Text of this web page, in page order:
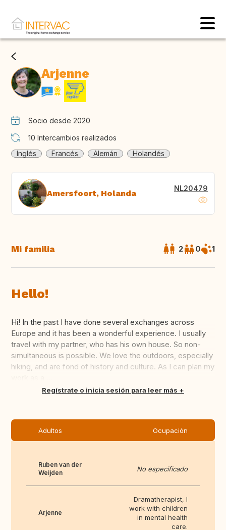
Arjenne
Socio desde 2020
10 Intercambios realizados
Inglés
Francés Alemán Holandés
Amersfoort, Holanda NL20479
Mi familia 2 0 1
Hello!
Hi! In the past I have done several exchanges across
Europe and it has been a wonderful experience. I usually
travel with my partner, who has his own house. So non-
simultaneous is possible. We love the outdoors, especially
hiking, and are fond of history and culture. As I can plan my
TraducirRegístrate o inicia sesión para leer más
Adultos Ocupación
Ruben van der
Weijden
No especificado
Arjenne
Dramatherapist, I
work with children
in mental health
care.